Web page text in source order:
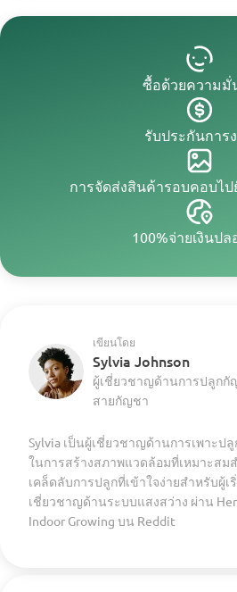
ซื้อด้วยความมั่
รับประกันการ
การจัดส่งสินค้ารอบคอบไป
100%จ่ายเงินป
เขียนโดย
Sylvia Johnson
ผู้เชี่ยวชาญด้านการปลูก
สายกัญชา
Sylvia เป็นผู้เชี่ยวชาญด้านการเพาะป
ในการสร้างสภาพแวดล้อมที่เหมาะสม
เคล็ดลับการปลูกที่เข้าใจง่ายสำหรับผู้เ
เชี่ยวชาญด้านระบบแสงสว่าง ผ่าน
Indoor Growing บน Reddit